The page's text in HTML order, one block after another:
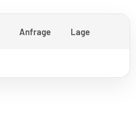
Anfrage Lage